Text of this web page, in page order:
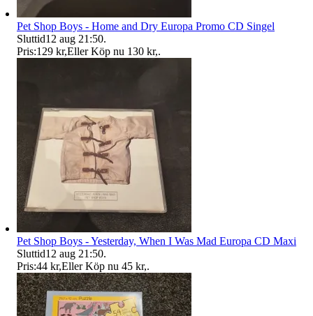
Pet Shop Boys - Home and Dry Europa Promo CD Singel
Sluttid12 aug 21:50.
Pris:129 kr,Eller Köp nu 130 kr,.
Pet Shop Boys - Yesterday, When I Was Mad Europa CD Maxi
Sluttid12 aug 21:50.
Pris:44 kr,Eller Köp nu 45 kr,.